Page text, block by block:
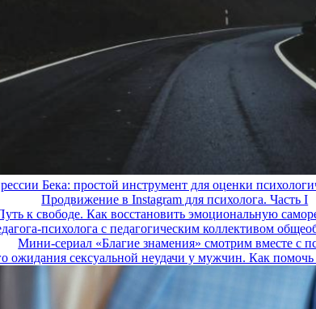
Бека: простой инструмент для оценки
Продвижение в Instagram для психолога. Часть I
к свободе. Как восстановить эмоциональную
психолога с педагогическим коллективом
Мини-сериал «Благие знамения» смотрим вместе с
ожидания сексуальной неудачи у мужчин. Как